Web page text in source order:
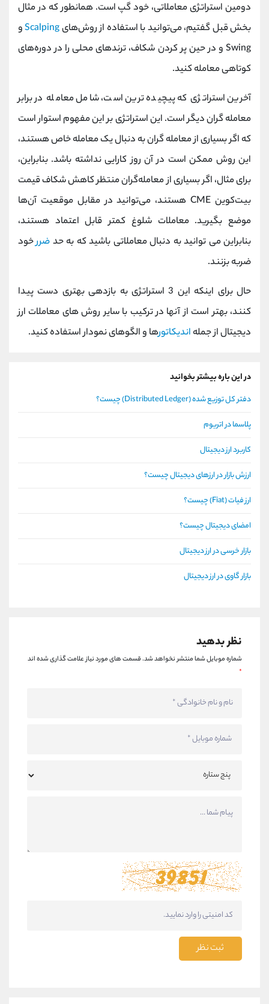
دومین استراتژی معاملاتی، خود گپ است. همانطور که در مثال
بخش قبل گفتیم، می‌توانید با استفاده از روش‌هایScalpingو
Swing و در حین پر کردن شکاف، ترندهای محلی را در دوره‌های
کوتاهی معامله کنید.
آخرین استراتژی که پیچیده ترین است، شامل معامله در برابر
معامله گران دیگر است. این استراتژی بر این مفهوم استوار است
که اگر بسیاری از معامله گران به دنبال یک معامله خاص هستند،
این روش ممکن است در آن روز کارایی نداشته باشد. بنابراین،
برای مثال، اگر بسیاری از معامله‌گران منتظر کاهش شکاف قیمت
بیت‌کوین CME هستند، می‌توانید در مقابل موقعیت آن‌ها
موضع بگیرید. معاملات شلوغ کمتر قابل اعتماد هستند،
بنابراین می توانید به دنبال معاملاتی باشید که به حد ضررخود
ضربه بزنند.
حال برای اینکه این 3 استراتژی به بازدهی بهتری دست پیدا
کنند، بهتر است از آنها در ترکیب با سایر روش های معاملات ارز
دیجیتال از جمله اندیکاتورها و الگوهای نمودار استفاده کنید.
در این باره بیشتر بخوانید
دفتر کل توزیع شده (Distributed Ledger) چیست؟
پلاسما در اتریوم
کاربرد ارز دیجیتال
ارزش بازار در ارزهای دیجیتال چیست؟
ارز فیات (Fiat) چیست؟
امضای دیجیتال چیست؟
بازار خرسی در ارز دیجیتال
بازار گاوی در ارز دیجیتال
نظر بدهید
شماره موبایل شما منتشر نخواهد شد.قسمت های مورد نیاز علامت گذاری شده اند
*
ثبت نظر